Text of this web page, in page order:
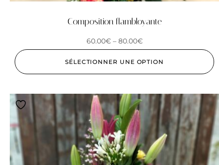
Composition flambloyante
60.00€– 80.00€
SÉLECTIONNER UNE OPTION